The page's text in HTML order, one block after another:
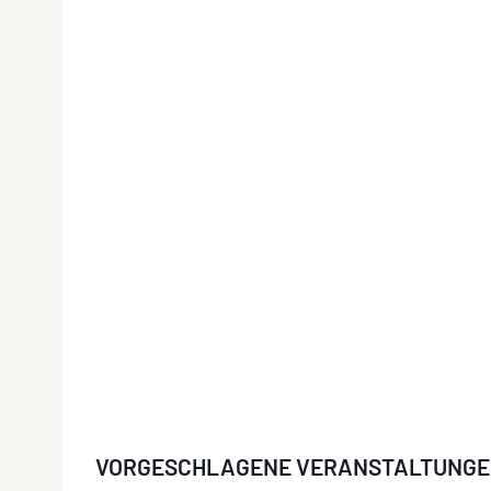
VORGESCHLAGENE